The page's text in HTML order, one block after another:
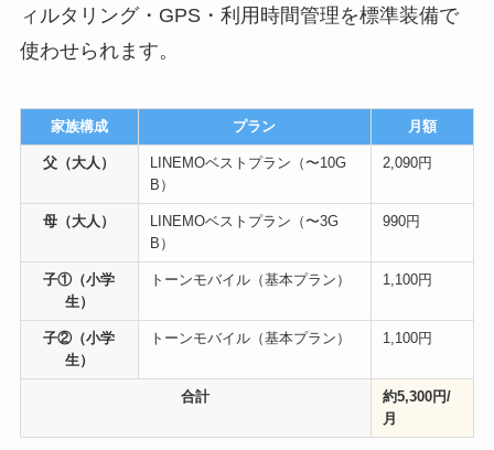
ィルタリング・GPS・利用時間管理を標準装備で
使わせられます。
家族構成 プラン 月額
父（大人）
LINEMOベストプラン（〜10G
B）
2,090円
母（大人）
LINEMOベストプラン（〜3G
B）
990円
子①（小学
生）
トーンモバイル（基本プラン） 1,100円
子②（小学
生）
トーンモバイル（基本プラン） 1,100円
合計
約5,300円/
月